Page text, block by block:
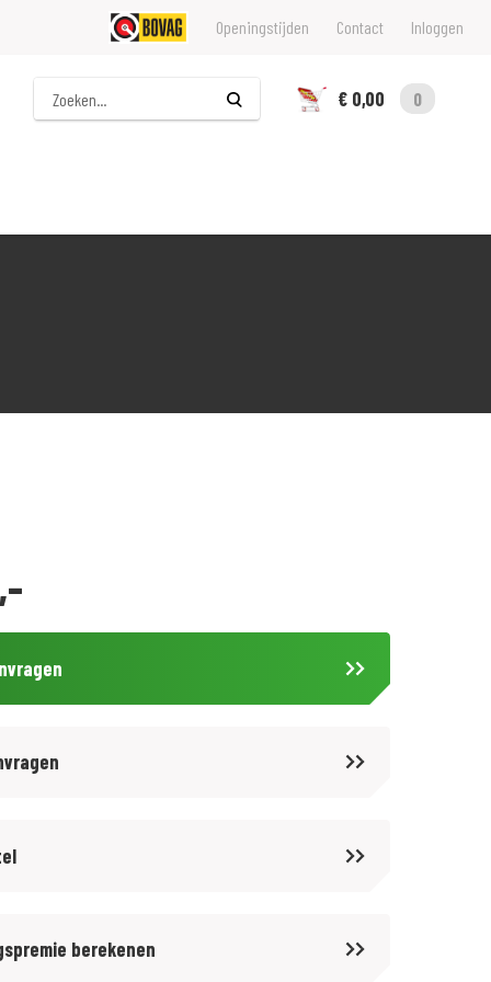
Openingstijden Contact Inloggen
Zoeken
€ 0,00
0
berekenen